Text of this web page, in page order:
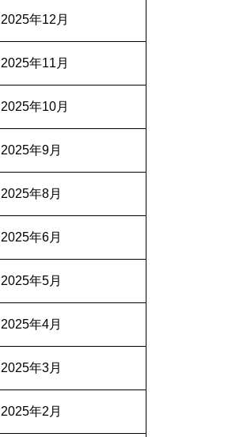
2025年12月
2025年11月
2025年10月
2025年9月
2025年8月
2025年6月
2025年5月
2025年4月
2025年3月
2025年2月